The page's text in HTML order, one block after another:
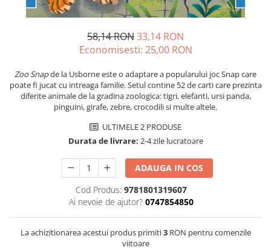
58,14 RON33,14 RON
Economisesti: 25,00 RON
Zoo Snapde la Usborne este o adaptare a popularului joc Snap care
poate fi jucat cu intreaga familie. Setul contine 52 de carti care prezinta
diferite animale de la gradina zoologica: tigri, elefanti, ursi panda,
pinguini, girafe, zebre, crocodili si multe altele.
ULTIMELE 2 PRODUSE
Durata de livrare: 2-4 zile lucratoare
ADAUGA IN COS
Cod Produs: 9781801319607
Ai nevoie de ajutor? 0747854850
La achizitionarea acestui produs primiti3RON pentru comenzile
viitoare